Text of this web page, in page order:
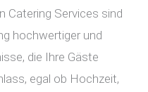
Catering Services sind
hochwertiger und
die Ihre Gäste
egal ob Hochzeit,